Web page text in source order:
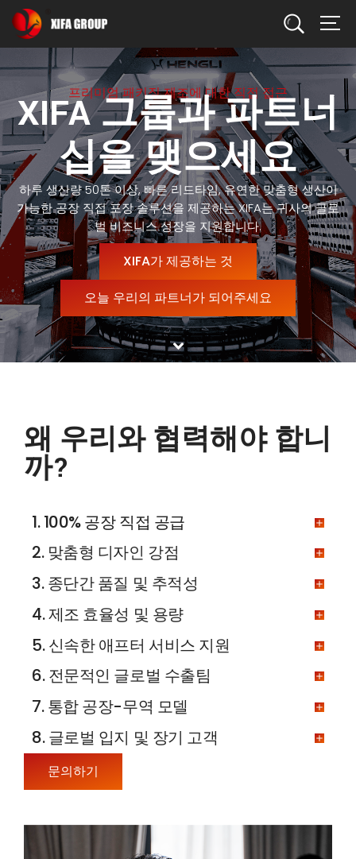
찾다
프리미엄 패키징 제조에 대한 직접 접근
XIFA 그룹과 파트너
십을 맺으세요
하루 생산량 50톤 이상, 빠른 리드타임, 유연한 맞춤형 생산이
가능한 공장 직접 포장 솔루션을 제공하는 XIFA는 귀사의 글로
벌 비즈니스 성장을 지원합니다.
XIFA가 제공하는 것
오늘 우리의 파트너가 되어주세요
왜 우리와 협력해야 합니
까?
1. 100% 공장 직접 공급
2. 맞춤형 디자인 강점
3. 종단간 품질 및 추적성
4. 제조 효율성 및 용량
5. 신속한 애프터 서비스 지원
6. 전문적인 글로벌 수출팀
7. 통합 공장-무역 모델
8. 글로벌 입지 및 장기 고객
문의하기